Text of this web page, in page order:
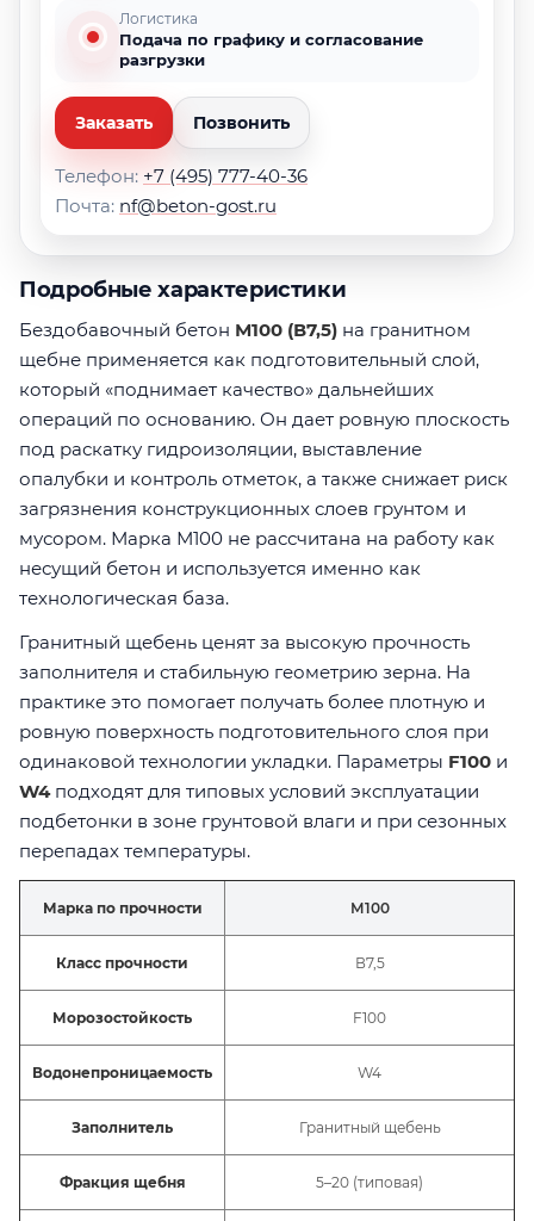
Логистика
Подача по графику и согласование
разгрузки
Заказать Позвонить
Телефон: +7 (495) 777-40-36
Почта: nf@beton-gost.ru
Подробные характеристики
Бездобавочный бетон М100 (В7,5) на гранитном
щебне применяется как подготовительный слой,
который «поднимает качество» дальнейших
операций по основанию. Он дает ровную плоскость
под раскатку гидроизоляции, выставление
опалубки и контроль отметок, а также снижает риск
загрязнения конструкционных слоев грунтом и
мусором. Марка М100 не рассчитана на работу как
несущий бетон и используется именно как
технологическая база.
Гранитный щебень ценят за высокую прочность
заполнителя и стабильную геометрию зерна. На
практике это помогает получать более плотную и
ровную поверхность подготовительного слоя при
одинаковой технологии укладки. Параметры F100 и
W4подходят для типовых условий эксплуатации
подбетонки в зоне грунтовой влаги и при сезонных
перепадах температуры.
Марка по прочности М100
Класс прочности В7,5
Морозостойкость F100
Водонепроницаемость W4
Заполнитель Гранитный щебень
Фракция щебня 5–20 (типовая)